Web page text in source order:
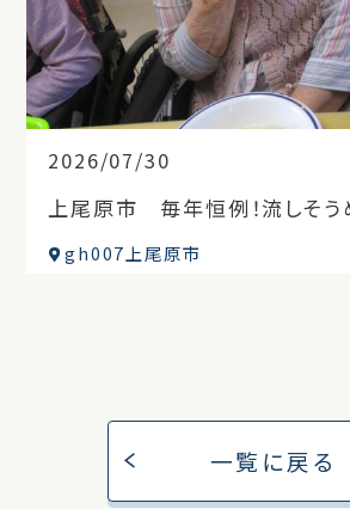
2026/07/30
上尾原市 毎年恒例！流しそう
gh007上尾原市
一覧に戻る